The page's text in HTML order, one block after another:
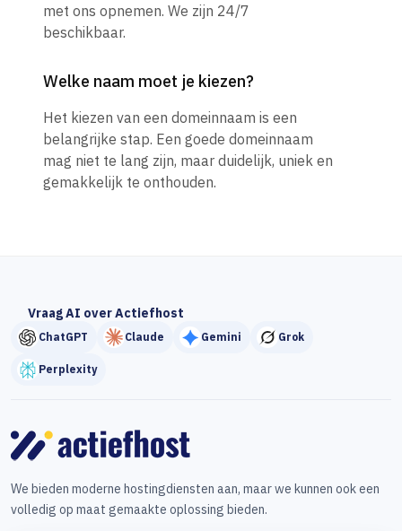
met ons opnemen. We zijn 24/7
beschikbaar.
Welke naam moet je kiezen?
Het kiezen van een domeinnaam is een
belangrijke stap. Een goede domeinnaam
mag niet te lang zijn, maar duidelijk, uniek en
gemakkelijk te onthouden.
Vraag AI over Actiefhost
ChatGPT Claude Gemini Grok
Perplexity
We bieden moderne hostingdiensten aan, maar we kunnen ook een
volledig op maat gemaakte oplossing bieden.